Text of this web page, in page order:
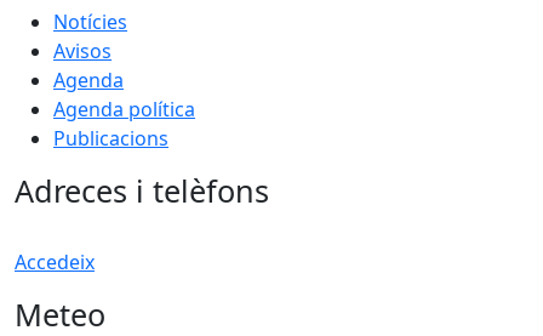
Notícies
Avisos
Agenda
Agenda política
Publicacions
Adreces i telèfons
Accedeix
Meteo